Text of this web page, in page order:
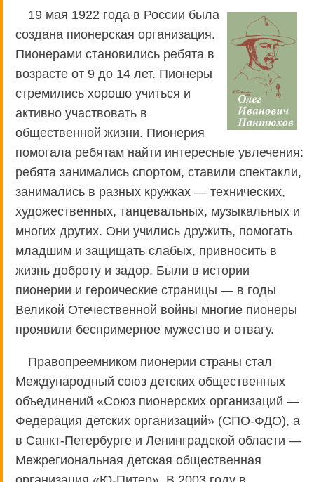
19 мая 1922 года в России была
создана пионерская организация.
Пионерами становились ребята в
возрасте от 9 до 14 лет. Пионеры
стремились хорошо учиться и
активно участвовать в
общественной жизни. Пионерия
помогала ребятам найти интересные увлечения:
ребята занимались спортом, ставили спектакли,
занимались в разных кружках — технических,
художественных, танцевальных, музыкальных и
многих других. Они учились дружить, помогать
младшим и защищать слабых, привносить в
жизнь доброту и задор. Были в истории
пионерии и героические страницы — в годы
Великой Отечественной войны многие пионеры
проявили беспримерное мужество и отвагу.
Правопреемником пионерии страны стал
Международный союз детских общественных
объединений «Союз пионерских организаций —
Федерация детских организаций» (СПО-ФДО), а
в Санкт-Петербурге и Ленинградской области —
Межрегиональная детская общественная